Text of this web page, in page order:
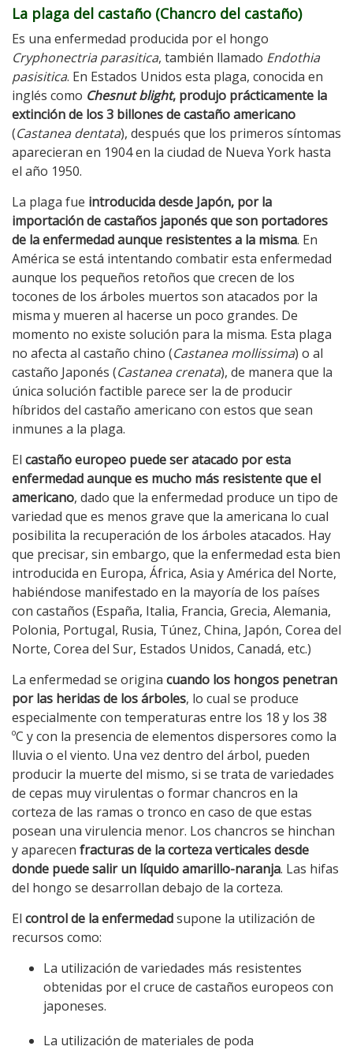
La plaga del castaño (Chancro del castaño)
Es una enfermedad producida por el hongo
Cryphonectria parasitica, también llamado Endothia
pasisitica. En Estados Unidos esta plaga, conocida en
inglés como Chesnut blight, produjo prácticamente la
extinción de los 3 billones de castaño americano
(Castanea dentata), después que los primeros síntomas
aparecieran en 1904 en la ciudad de Nueva York hasta
el año 1950.
La plaga fue introducida desde Japón, por la
importación de castaños japonés que son portadores
de la enfermedad aunque resistentes a la misma. En
América se está intentando combatir esta enfermedad
aunque los pequeños retoños que crecen de los
tocones de los árboles muertos son atacados por la
misma y mueren al hacerse un poco grandes. De
momento no existe solución para la misma. Esta plaga
no afecta al castaño chino (Castanea mollissima) o al
castaño Japonés (Castanea crenata), de manera que la
única solución factible parece ser la de producir
híbridos del castaño americano con estos que sean
inmunes a la plaga.
El castaño europeo puede ser atacado por esta
enfermedad aunque es mucho más resistente que el
americano, dado que la enfermedad produce un tipo de
variedad que es menos grave que la americana lo cual
posibilita la recuperación de los árboles atacados. Hay
que precisar, sin embargo, que la enfermedad esta bien
introducida en Europa, África, Asia y América del Norte,
habiéndose manifestado en la mayoría de los países
con castaños (España, Italia, Francia, Grecia, Alemania,
Polonia, Portugal, Rusia, Túnez, China, Japón, Corea del
Norte, Corea del Sur, Estados Unidos, Canadá, etc.)
La enfermedad se origina cuando los hongos penetran
por las heridas de los árboles, lo cual se produce
especialmente con temperaturas entre los 18 y los 38
ºC y con la presencia de elementos dispersores como la
lluvia o el viento. Una vez dentro del árbol, pueden
producir la muerte del mismo, si se trata de variedades
de cepas muy virulentas o formar chancros en la
corteza de las ramas o tronco en caso de que estas
posean una virulencia menor. Los chancros se hinchan
y aparecen fracturas de la corteza verticales desde
donde puede salir un líquido amarillo-naranja. Las hifas
del hongo se desarrollan debajo de la corteza.
El control de la enfermedadsupone la utilización de
recursos como:
La utilización de variedades más resistentes
obtenidas por el cruce de castaños europeos con
japoneses.
La utilización de materiales de poda